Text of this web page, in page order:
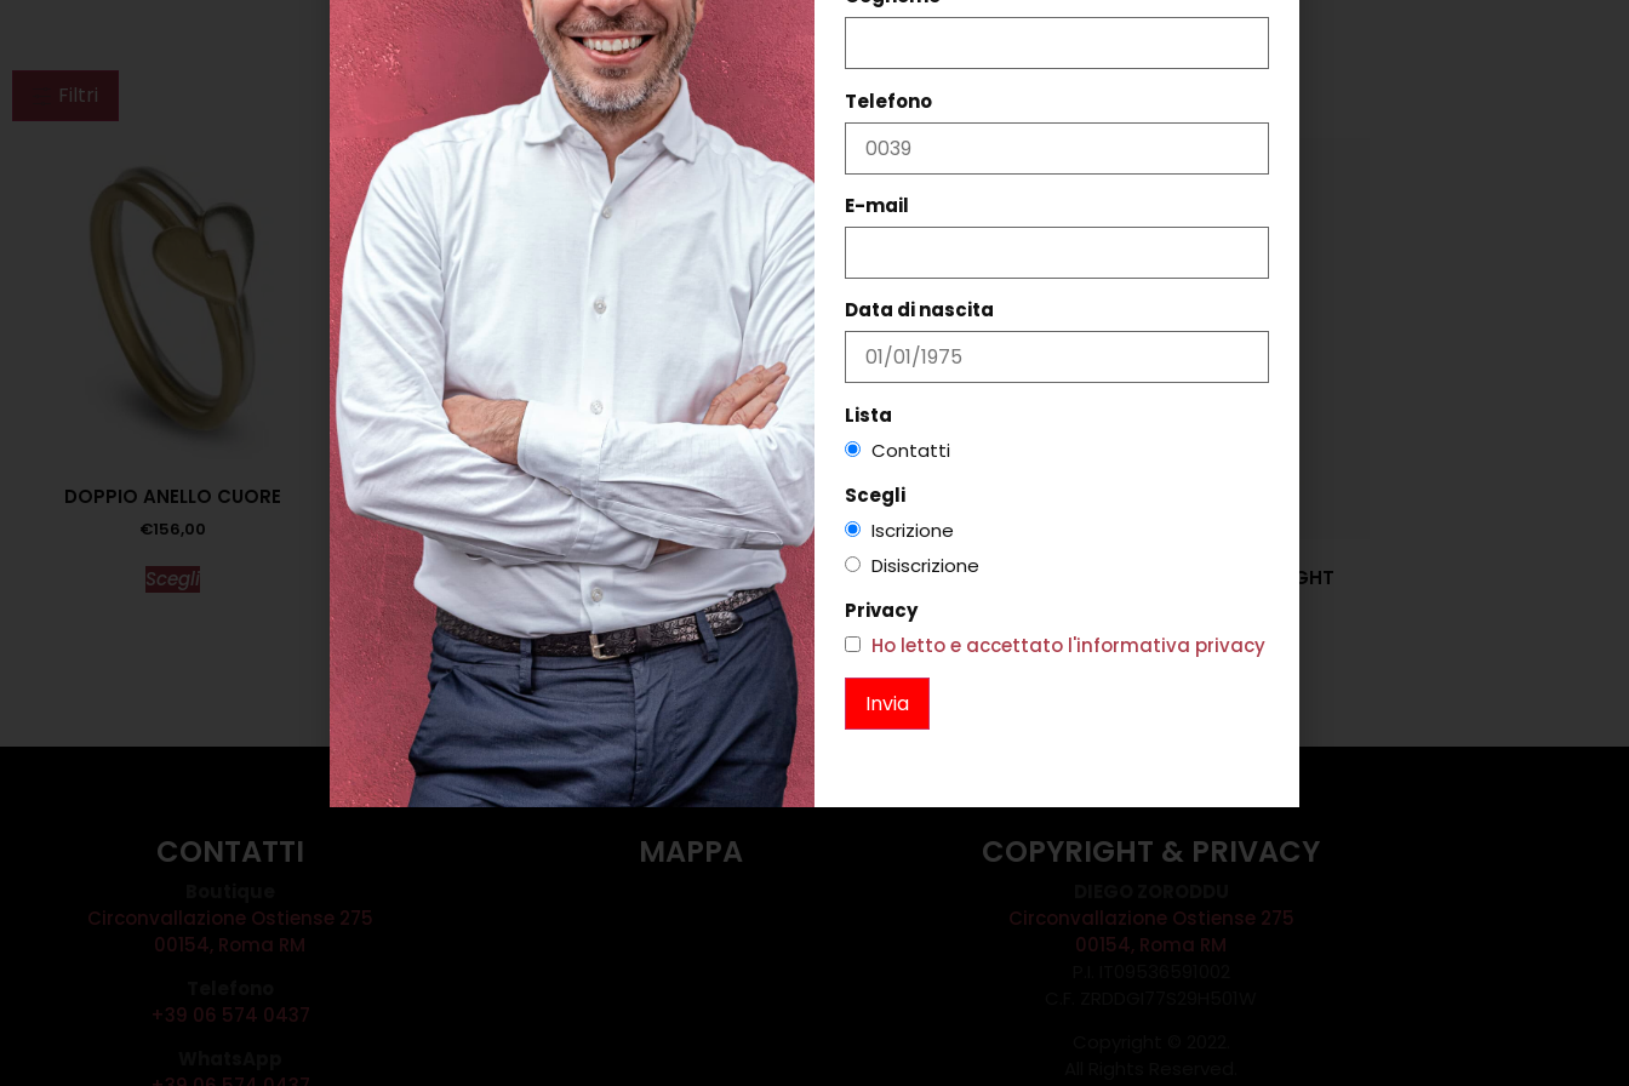
PRODOTTI CORRELATI
Filtri
DOPPIO ANELLO CUORE
€156,00
Scegli ABITO DONATELLO NATURALE
€ €195,00
Scegli
FLOWER MOUNTAIN YAMANO 3 UNI
SUEDE/NYLON RUST
€219,00
Scegli
ORECCHINI VIVIENNE LIGHT
Scegli
CONTATTI
Circonvallazione Ostiense 275
00154, Roma RM
+39 06 574 0437
MAPPA COPYRIGHT & PRIVACY
Circonvallazione Ostiense 275
00154, Roma RM
Telefono
E-mail
Data di nascita
Lista
Contatti
Scegli
Iscrizione
Disiscrizione
Privacy
Ho letto e accettato l'informativa privacy